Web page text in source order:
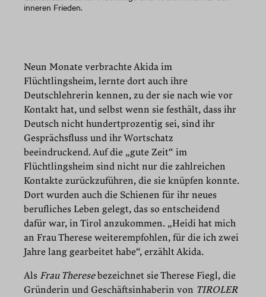
inneren Frieden.
Neun Monate verbrachte Akida im
Flüchtlingsheim, lernte dort auch ihre
Deutschlehrerin kennen, zu der sie nach wie vor
Kontakt hat, und selbst wenn sie festhält, dass ihr
Deutsch nicht hundertprozentig sei, sind ihr
Gesprächsfluss und ihr Wortschatz
beeindruckend. Auf die „gute Zeit“ im
Flüchtlingsheim sind nicht nur die zahlreichen
Kontakte zurückzuführen, die sie knüpfen konnte.
Dort wurden auch die Schienen für ihr neues
berufliches Leben gelegt, das so entscheidend
dafür war, in Tirol anzukommen. „Heidi hat mich
an Frau Therese weiterempfohlen, für die ich zwei
Jahre lang gearbeitet habe“, erzählt Akida.
Als Frau Theresebezeichnet sie Therese Fiegl, die
Gründerin und Geschäftsinhaberin von TIROLER